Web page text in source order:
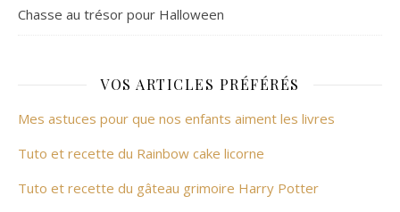
Chasse au trésor pour Halloween
VOS ARTICLES PRÉFÉRÉS
Mes astuces pour que nos enfants aiment les livres
Tuto et recette du Rainbow cake licorne
Tuto et recette du gâteau grimoire Harry Potter